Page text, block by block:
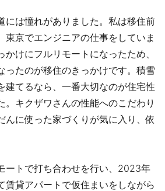
には憧れがありました。私は移住前
東京でエンジニアの仕事をしていま
かけにフルリモートになったため、
ったのが移住のきっかけです。積雪
建てるなら、一番大切なのが住宅性
。キクザワさんの性能へのこだわり
んに使った家づくりが気に入り、依
ートで打ち合わせを行い、2023年
賃貸アパートで仮住まいをしながら